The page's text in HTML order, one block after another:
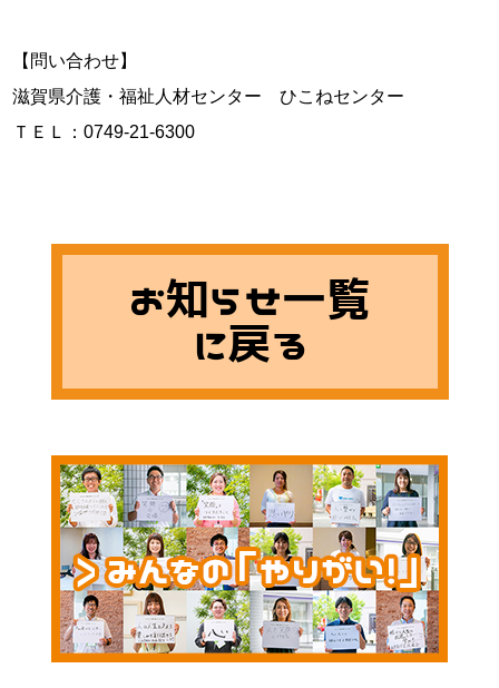
【問い合わせ】
滋賀県介護・福祉人材センター　ひこねセンター
ＴＥＬ：0749-21-6300
お知らせ一覧
に戻る